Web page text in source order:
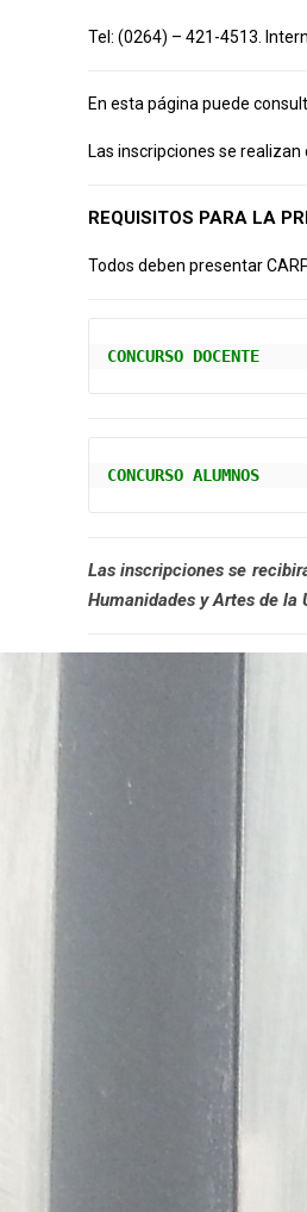
Tel: (0264) – 421-4513.
En esta página puede
Las inscripciones se realizan
REQUISITOS PARA LA
Todos deben presentar
CONCURSO DOCENTE
CONCURSO ALUMNOS
Las inscripciones se
Humanidades y Artes de la